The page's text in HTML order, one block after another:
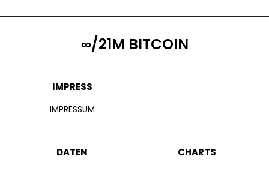
∞/21M BITCOIN
IMPRESS
IMPRESSUM
DATEN CHARTS